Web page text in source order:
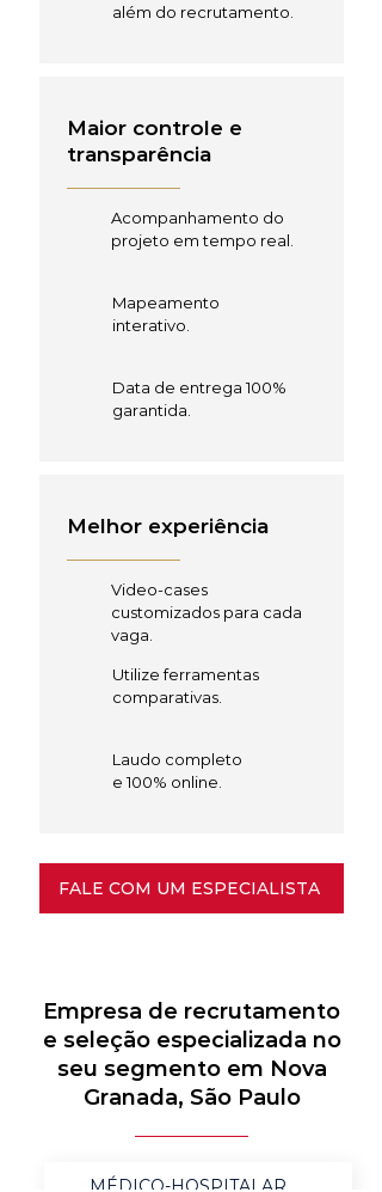
além do recrutamento.
Maior controle e
transparência
Acompanhamento do
projeto em tempo real.
Mapeamento
interativo.
Data de entrega 100%
garantida.
Melhor experiência
Video-cases
customizados para cada
vaga.
Utilize ferramentas
comparativas.
Laudo completo
e 100% online.
FALE COM UM ESPECIALISTA
Empresa de recrutamento
e seleção especializada no
seu segmento em Nova
Granada, São Paulo
MÉDICO-HOSPITALAR